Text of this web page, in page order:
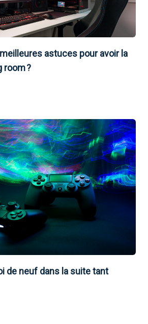
astuces pour avoir la
room ?
de neuf dans la suite tant